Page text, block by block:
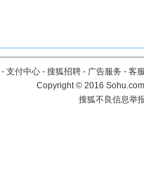
- 支付中心 - 搜狐招聘 - 广告服务 - 客
Copyright©2016
搜狐不良信息举